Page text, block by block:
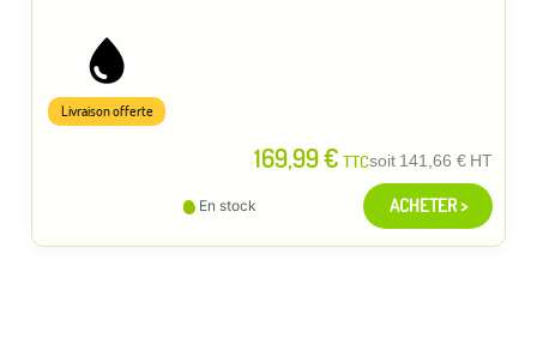
169,99 € TTCsoit 141,66 € HT
Livraison offerte
En stock ACHETER >